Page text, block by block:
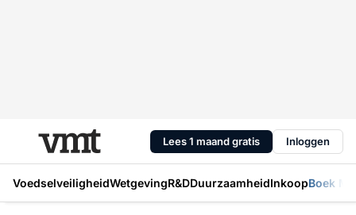
Lees 1 maand gratis Inloggen
VoedselveiligheidWetgevingR&DDuurzaamheidInkoopBoek